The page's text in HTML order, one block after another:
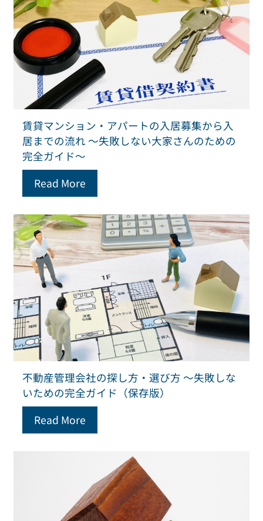
賃貸マンション・アパートの入居募集から入
居までの流れ ～失敗しない大家さんのための
完全ガイド～
Read More
不動産管理会社の探し方・選び方 ～失敗しな
いための完全ガイド（保存版）
Read More